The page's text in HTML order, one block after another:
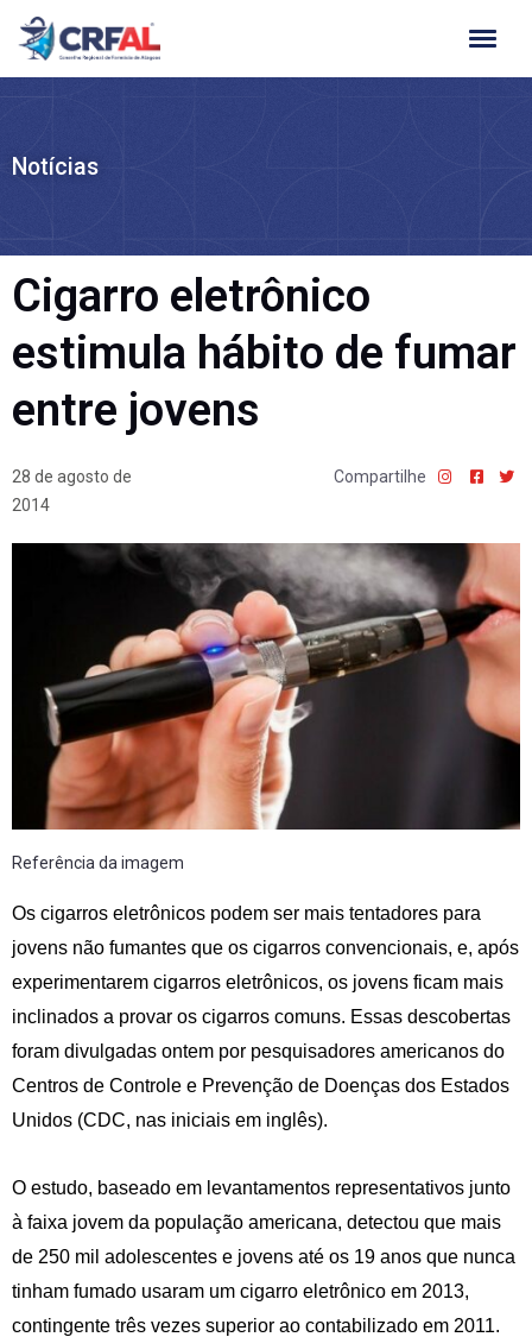
Ir
para
Notícias
Cigarro eletrônico
estimula hábito de fumar
entre jovens
28 de agosto de
2014
Compartilhe
Referência da imagem
Os cigarros eletrônicos podem ser mais tentadores para
jovens não fumantes que os cigarros convencionais, e, após
experimentarem cigarros eletrônicos, os jovens ficam mais
inclinados a provar os cigarros comuns. Essas descobertas
foram divulgadas ontem por pesquisadores americanos do
Centros de Controle e Prevenção de Doenças dos Estados
Unidos (CDC, nas iniciais em inglês).
O estudo, baseado em levantamentos representativos junto
à faixa jovem da população americana, detectou que mais
de 250 mil adolescentes e jovens até os 19 anos que nunca
tinham fumado usaram um cigarro eletrônico em 2013,
contingente três vezes superior ao contabilizado em 2011.